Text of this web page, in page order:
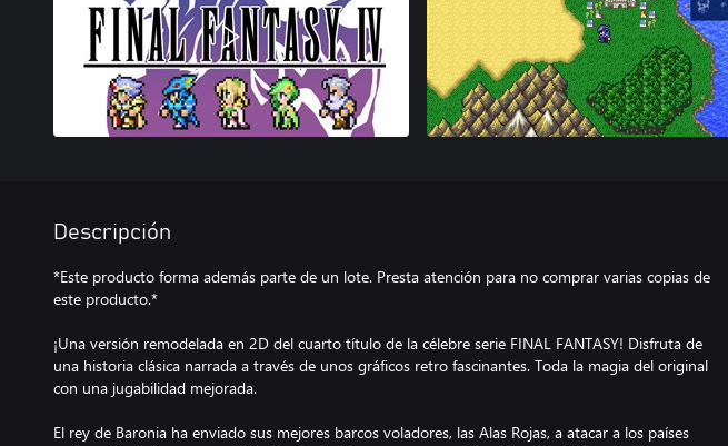
Descripción
*Este producto forma además parte de un lote. Presta atención para no comprar varias copias de
este producto.*
¡Una versión remodelada en 2D del cuarto título de la célebre serie FINAL FANTASY! Disfruta de
una historia clásica narrada a través de unos gráficos retro fascinantes. Toda la magia del original
con una jugabilidad mejorada.
El rey de Baronia ha enviado sus mejores barcos voladores, las Alas Rojas, a atacar a los países